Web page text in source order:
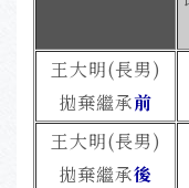
王大明(長男)
拋棄繼承前
王大明(長男)
拋棄繼承後